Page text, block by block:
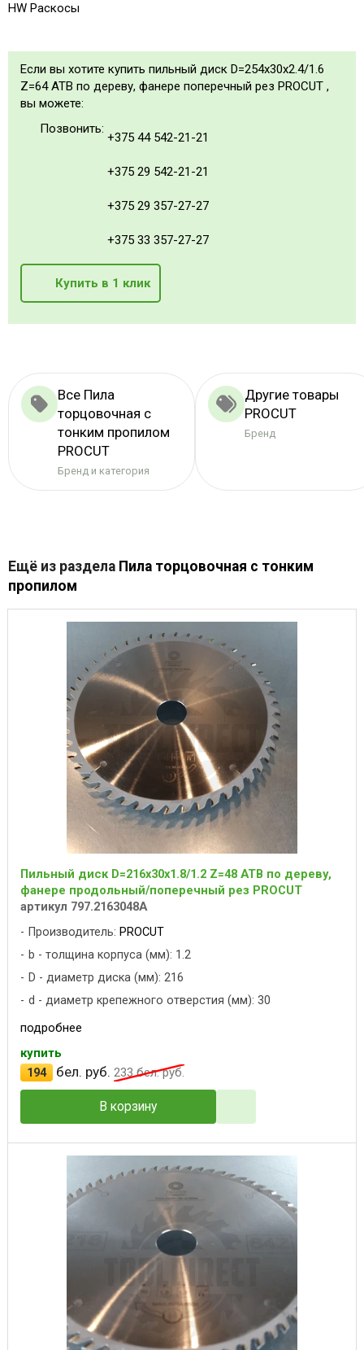
HW Раскосы
Если вы хотите купить пильный диск D=254x30x2.4/1.6
Z=64 ATB по дереву, фанере поперечный рез PROCUT ,
вы можете:
Позвонить:
+375 44 542-21-21
+375 29 542-21-21
+375 29 357-27-27
+375 33 357-27-27
Купить в 1 клик
Все Пила
торцовочная с
тонким пропилом
PROCUT
Бренд и категория
Другие товары
PROCUT
Бренд
Ещё из раздела Пила торцовочная с тонким
пропилом
Пильный диск D=216x30x1.8/1.2 Z=48 ATB по дереву,
фанере продольный/поперечный рез PROCUT
артикул 797.2163048A
Производитель: PROCUT
b - толщина корпуса (мм): 1.2
D - диаметр диска (мм): 216
d - диаметр крепежного отверстия (мм): 30
подробнее
купить
194
бел. руб. 233бел. руб.
В корзину